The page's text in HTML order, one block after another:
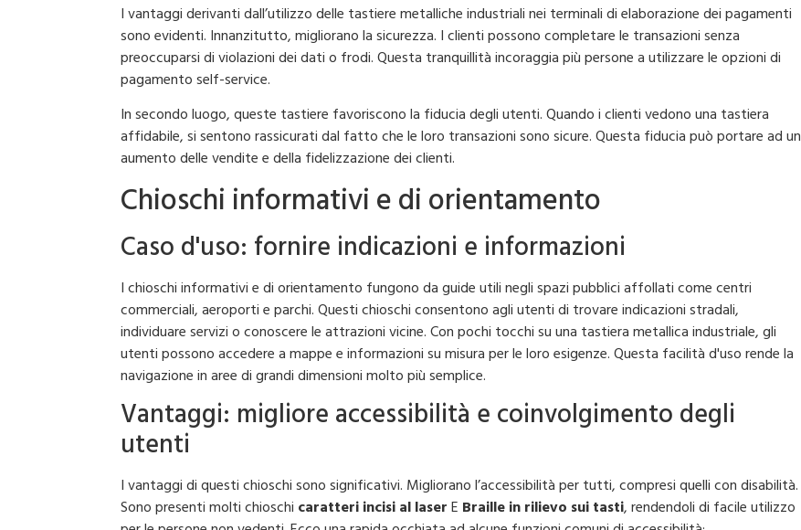
I vantaggi derivanti dall’utilizzo delle tastiere metalliche industriali nei terminali di elaborazione dei pagamenti
sono evidenti. Innanzitutto, migliorano la sicurezza. I clienti possono completare le transazioni senza
preoccuparsi di violazioni dei dati o frodi. Questa tranquillità incoraggia più persone a utilizzare le opzioni di
pagamento self-service.
In secondo luogo, queste tastiere favoriscono la fiducia degli utenti. Quando i clienti vedono una tastiera
affidabile, si sentono rassicurati dal fatto che le loro transazioni sono sicure. Questa fiducia può portare ad un
aumento delle vendite e della fidelizzazione dei clienti.
Chioschi informativi e di orientamento
Caso d'uso: fornire indicazioni e informazioni
I chioschi informativi e di orientamento fungono da guide utili negli spazi pubblici affollati come centri
commerciali, aeroporti e parchi. Questi chioschi consentono agli utenti di trovare indicazioni stradali,
individuare servizi o conoscere le attrazioni vicine. Con pochi tocchi su una tastiera metallica industriale, gli
utenti possono accedere a mappe e informazioni su misura per le loro esigenze. Questa facilità d'uso rende la
navigazione in aree di grandi dimensioni molto più semplice.
Vantaggi: migliore accessibilità e coinvolgimento degli
utenti
I vantaggi di questi chioschi sono significativi. Migliorano l’accessibilità per tutti, compresi quelli con disabilità.
Sono presenti molti chioschi caratteri incisi al laserE Braille in rilievo sui tasti, rendendoli di facile utilizzo